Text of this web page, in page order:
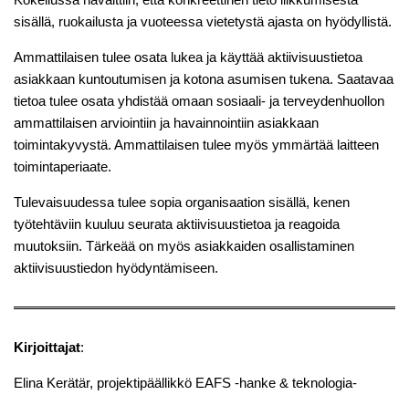
sisällä, ruokailusta ja vuoteessa vietetystä ajasta on hyödyllistä.
Ammattilaisen tulee osata lukea ja käyttää aktiivisuustietoa
asiakkaan kuntoutumisen ja kotona asumisen tukena. Saatavaa
tietoa tulee osata yhdistää omaan sosiaali- ja terveydenhuollon
ammattilaisen arviointiin ja havainnointiin asiakkaan
toimintakyvystä. Ammattilaisen tulee myös ymmärtää laitteen
toimintaperiaate.
Tulevaisuudessa tulee sopia organisaation sisällä, kenen
työtehtäviin kuuluu seurata aktiivisuustietoa ja reagoida
muutoksiin. Tärkeää on myös asiakkaiden osallistaminen
aktiivisuustiedon hyödyntämiseen.
Kirjoittajat:
Elina Kerätär, projektipäällikkö EAFS ‑hanke & teknologia-